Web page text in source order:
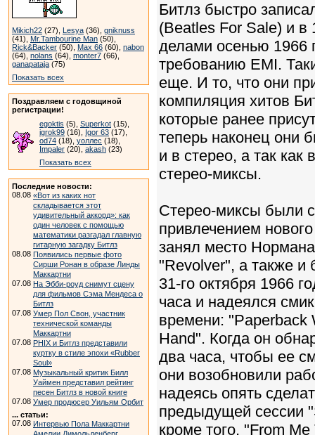
Mikich22 (27), Lesya (36), gniknuss
(41), Mr.Tambourine Man (50),
Rick&Backer (50), Max 66 (60), nabon
(64), nolans (64), monter7 (66),
ganapataja (75)
Показать всех
Поздравляем с годовщиной
регистрации!
egoktis (5), Superkot (15),
igrok99 (16), Igor 63 (17),
od74 (18), уоллес (18),
Impaler (20), akash (23)
Показать всех
Последние новости:
08.08 «Вот из каких нот
складывается этот
удивительный аккорд»: как
один человек с помощью
математики разгадал главную
гитарную загадку Битлз
08.08 Появились первые фото
Сирши Ронан в образе Линды
Маккартни
07.08 На Эбби-роуд снимут сцену
для фильмов Сэма Мендеса о
Битлз
07.08 Умер Пол Свон, участник
технической команды
Маккартни
07.08 PHIX и Битлз представили
куртку в стиле эпохи «Rubber
Soul»
07.08 Музыкальный критик Билл
Уаймен представил рейтинг
песен Битлз в новой книге
07.08 Умер продюсер Уильям Орбит
... статьи:
07.08 Интервью Пола Маккартни
Битлз быстро
(Beatles For Sale) и в
делами осенью 1966
требованию EMI.
еще. И то, что они
компиляция хитов
которые ранее
теперь наконец они
и в стерео, а так
стерео-миксы.
Стерео-миксы были
привлечением
занял место
"Revolver", а также и
31-го октября 1966
часа и надеялся
времени: "Paperback
Hand". Когда он
два часа, чтобы ее
они возобновили
надеясь опять
предыдущей сессии
кроме того, "From